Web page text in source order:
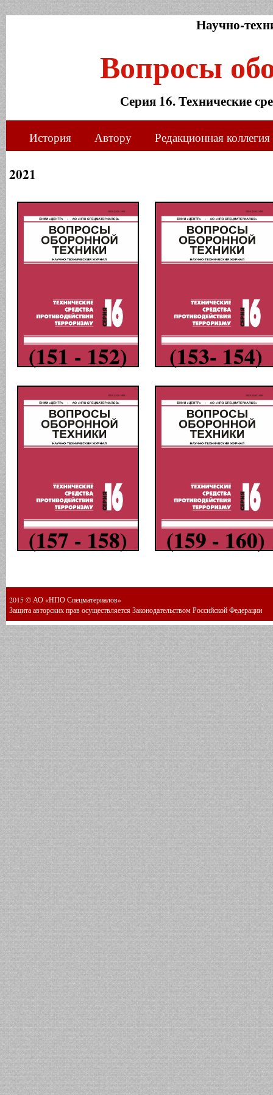
Научно-
Вопросы
Серия 16. Технические
История Автору Редакционная коллегия
2021
(151 - 152) (153- 154)
(157 - 158) (159 - 160)
2015 © АО «НПО Спецматериалов»
Защита авторских прав осуществляется Законодательством Российской Федерации